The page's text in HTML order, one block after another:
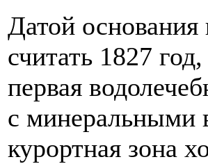
Датой основания
считать 1827
первая
с минеральными
курортная зона